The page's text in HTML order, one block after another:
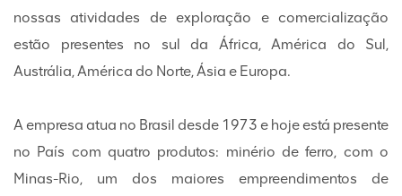
nossas atividades de exploração e comercialização
estão presentes no sul da África, América do Sul,
Austrália, América do Norte, Ásia e Europa.
A empresa atua no Brasil desde 1973 e hoje está presente
no País com quatro produtos: minério de ferro, com o
Minas-Rio, um dos maiores empreendimentos de